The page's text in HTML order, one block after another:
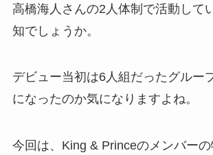
高橋海人さんの2人体制で活動して
知でしょうか。
デビュー当初は6人組だったグルー
になったのか気になりますよね。
今回は、King & Princeのメンバー